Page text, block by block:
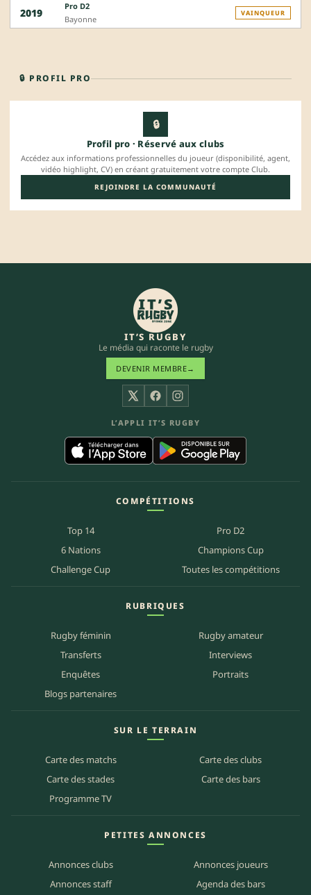
2019
Pro D2
Bayonne
VAINQUEUR
🔒 PROFIL PRO
🔒
Profil pro · Réservé aux clubs
Accédez aux informations professionnelles du joueur (disponibilité, agent,
vidéo highlight, CV) en créant gratuitement votre compte Club.
REJOINDRE LA COMMUNAUTÉ
IT’S RUGBY
Le média qui raconte le rugby
DEVENIR MEMBRE→
X FacebookInstagram
L’APPLI IT’S RUGBY
COMPÉTITIONS
Top 14
Pro D2
6 Nations
Champions Cup
Challenge Cup
Toutes les compétitions
RUBRIQUES
Rugby féminin
Rugby amateur
Transferts
Interviews
Enquêtes
Portraits
Blogs partenaires
SUR LE TERRAIN
Carte des matchs
Carte des clubs
Carte des stades
Carte des bars
Programme TV
PETITES ANNONCES
Annonces clubs
Annonces joueurs
Annonces staff
Agenda des bars